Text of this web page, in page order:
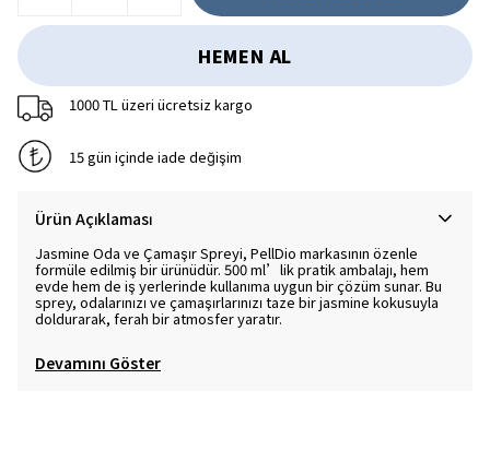
HEMEN AL
1000 TL üzeri ücretsiz kargo
15 gün içinde iade değişim
Ürün Açıklaması
Jasmine Oda ve Çamaşır Spreyi, PellDio markasının özenle
formüle edilmiş bir ürünüdür. 500 ml’lik pratik ambalajı, hem
evde hem de iş yerlerinde kullanıma uygun bir çözüm sunar. Bu
sprey, odalarınızı ve çamaşırlarınızı taze bir jasmine kokusuyla
doldurarak, ferah bir atmosfer yaratır.
Devamını Göster